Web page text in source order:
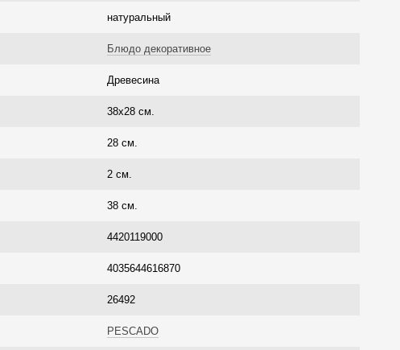
натуральный
Блюдо декоративное
Древесина
38х28 см.
28 см.
2 см.
38 см.
4420119000
4035644616870
26492
PESCADO